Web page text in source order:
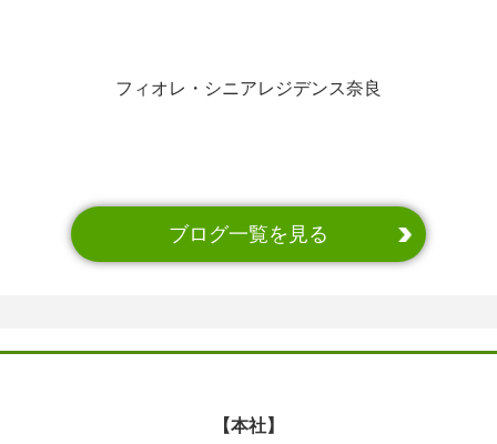
フィオレ・シニアレジデンス奈良
ブログ一覧を見る
【本社】